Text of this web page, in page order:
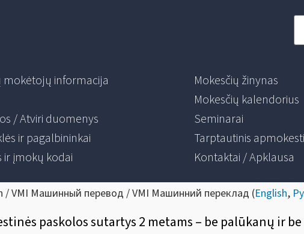
mokėtojų informacija
/ Atviri duomenys
ir pagalbininkai
ir įmokų kodai
Mokesčių žinynas
Mokesčių kalendorius
Seminarai
Tarptautinis
Kontaktai / Apklausa
/ VMI Машинный перевод / VMI Машинний переклад (English,
paskolos sutartys 2 metams – be palūkanų ir